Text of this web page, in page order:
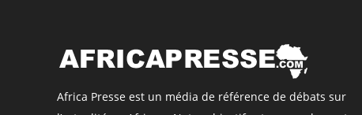
Africa Presse est un média de référence de débats sur